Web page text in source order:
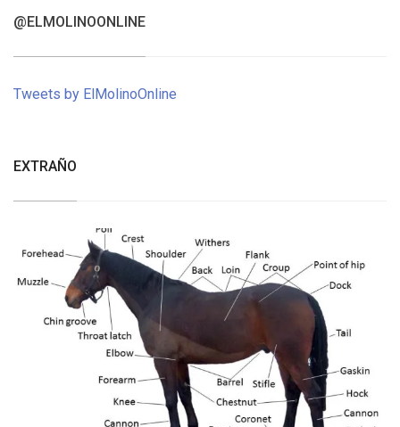
@ELMOLINOONLINE
Tweets by ElMolinoOnline
EXTRAÑO